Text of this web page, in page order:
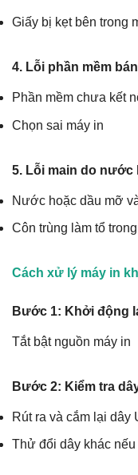
Giấy bị kẹt bên trong
4. Lỗi phần mềm
Phần mềm chưa kết
Chọn sai máy in
5. Lỗi main do nước
Nước hoặc dầu mỡ
Côn trùng làm tổ
Cách xử lý máy in
Bước 1: Khởi động
Tắt bật nguồn máy in
Bước 2: Kiểm tra
Rút ra và cắm lại dây
Thử đổi dây khác